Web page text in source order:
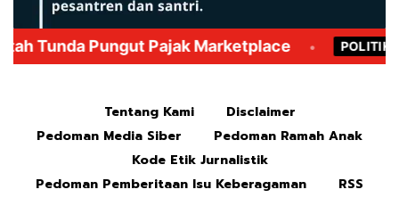
Tentang Kami
Disclaimer
Pedoman Media Siber
Pedoman Ramah Anak
Kode Etik Jurnalistik
Pedoman Pemberitaan Isu Keberagaman
RSS